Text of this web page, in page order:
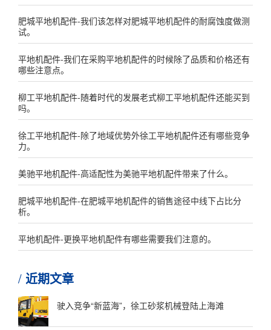
肥城平地机配件-我们该怎样对肥城平地机配件的耐腐蚀度做测
试。
平地机配件-我们在采购平地机配件的时候除了品质和价格还有
哪些注意点。
柳工平地机配件-随着时代的发展老式柳工平地机配件还能买到
吗。
徐工平地机配件-除了地域优势外徐工平地机配件还有哪些竞争
力。
美驰平地机配件-高适配性为美驰平地机配件带来了什么。
肥城平地机配件-在肥城平地机配件的销售途径中线下占比分
析。
平地机配件-更换平地机配件有哪些需要我们注意的。
近期文章
驶入竞争“新蓝海”，徐工砂浆机械登陆上海滩